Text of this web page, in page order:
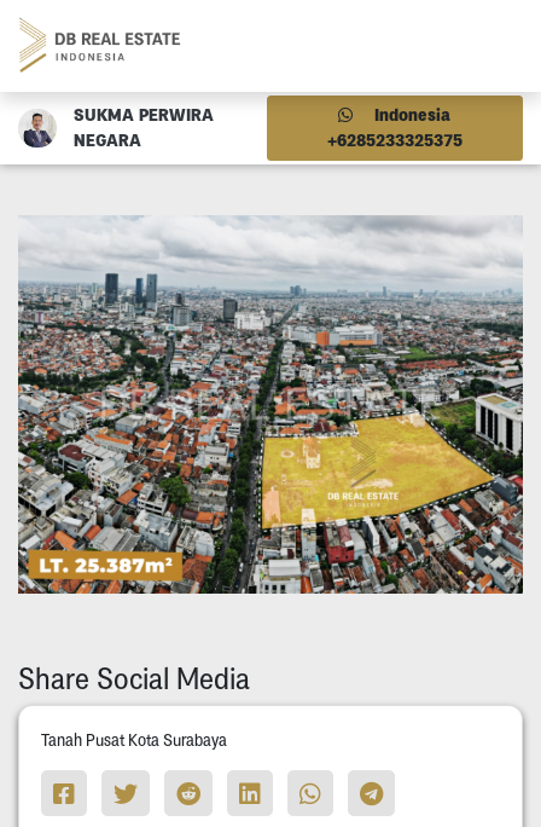
SUKMA PERWIRA
NEGARA
Indonesia
+6285233325375
Share Social Media
Tanah Pusat Kota Surabaya